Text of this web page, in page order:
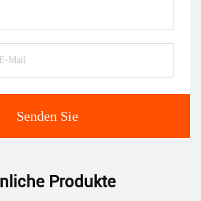
Senden Sie
Produkte